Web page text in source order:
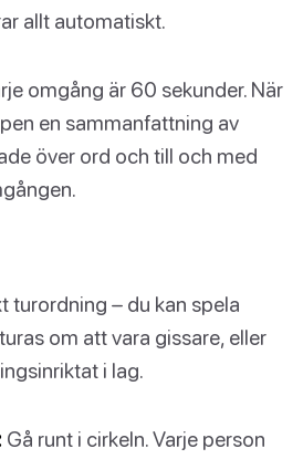
allt automatiskt.
omgång är 60 sekunder. När
en sammanfattning av
över ord och till och med
turordning – du kan spela
om att vara gissare, eller
i lag.
Gå runt i cirkeln. Varje person